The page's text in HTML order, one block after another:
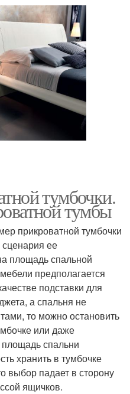
тумбочки.
тумбы
прикроватной тумбочки
ее
площадь спальной
предполагается
подставки для
а спальня не
то можно остановить
или даже
площадь спальни
хранить в тумбочке
выбор падает в сторону
ящичков.